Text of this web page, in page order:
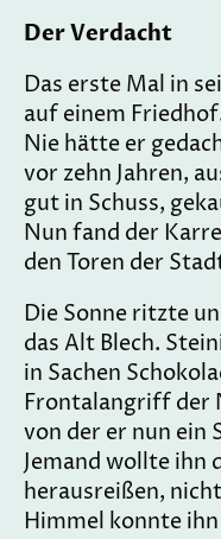
Der Verdacht
Das erste Mal in
auf einem
Nie hätte er
vor zehn Jahren,
gut in Schuss,
Nun fand der
den Toren der
Die Sonne ritzte
das Alt Blech.
in Sachen
Frontalangriff der
von der er nun ein
Jemand wollte ihn
herausreißen,
Himmel konnte